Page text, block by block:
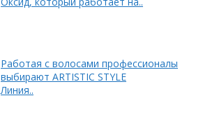
Работая с волосами профессионалы
выбирают ARTISTIC STYLE
Линия..